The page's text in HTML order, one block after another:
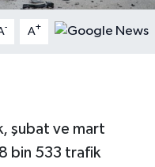
- A+
şubat ve mart
bin 533 trafik